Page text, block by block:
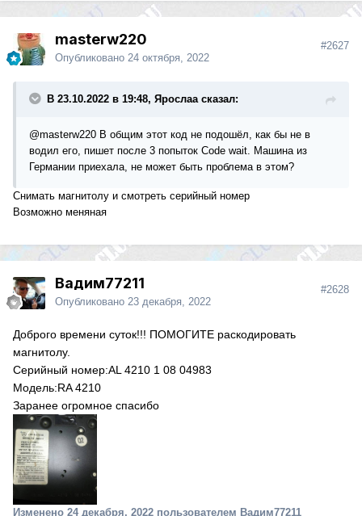
masterw220
Опубликовано 24 октября, 2022
#2627
В 23.10.2022 в 19:48, Ярослаа сказал:
@masterw220 В общим этот код не подошёл, как бы не в
водил его, пишет после 3 попыток Code wait. Машина из
Германии приехала, не может быть проблема в этом?
Снимать магнитолу и смотреть серийный номер
Возможно меняная
Вадим77211
Опубликовано 23 декабря, 2022
#2628
Доброго времени суток!!! ПОМОГИТЕ раскодировать
магнитолу.
Серийный номер:AL 4210 1 08 04983
Модель:RA 4210
Заранее огромное спасибо
Изменено 24 декабря, 2022 пользователем Вадим77211